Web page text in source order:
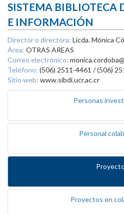
SISTEMA BIBLIOTECA
E INFORMACIÓN
Director o directora: Licda. Mónica
Área: OTRAS AREAS
Correo electrónico:
Teléfono: (506) 2511-4461 / (506)
Sitio web: www.sibdi.ucr.ac.cr
Personas
Personal
Proyectos en